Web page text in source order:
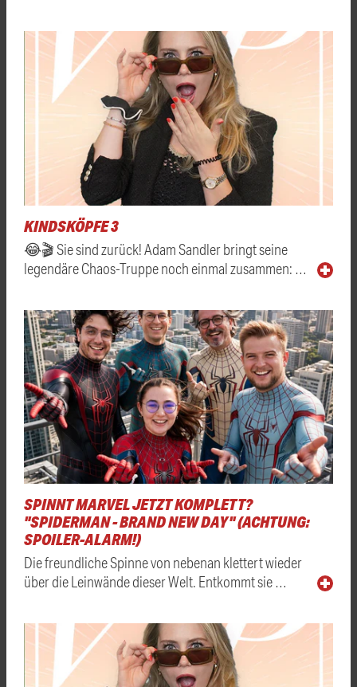
KINDSKÖPFE 3
😂🎬 Sie sind zurück! Adam Sandler bringt seine
legendäre Chaos-Truppe noch einmal zusammen: …
SPINNT MARVEL JETZT KOMPLETT?
"SPIDERMAN - BRAND NEW DAY" (ACHTUNG:
SPOILER-ALARM!)
Die freundliche Spinne von nebenan klettert wieder
über die Leinwände dieser Welt. Entkommt sie …